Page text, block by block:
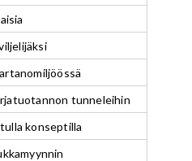
tunneleihin
konseptilla